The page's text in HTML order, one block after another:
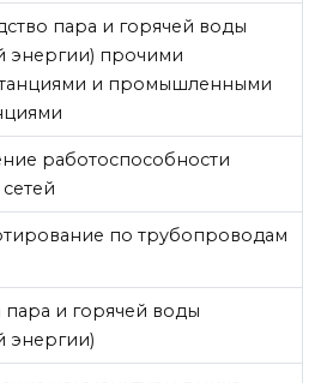
пара и горячей воды
энергии) прочими
и промышленными
работоспособности
по трубопроводам
пара и горячей воды
энергии)